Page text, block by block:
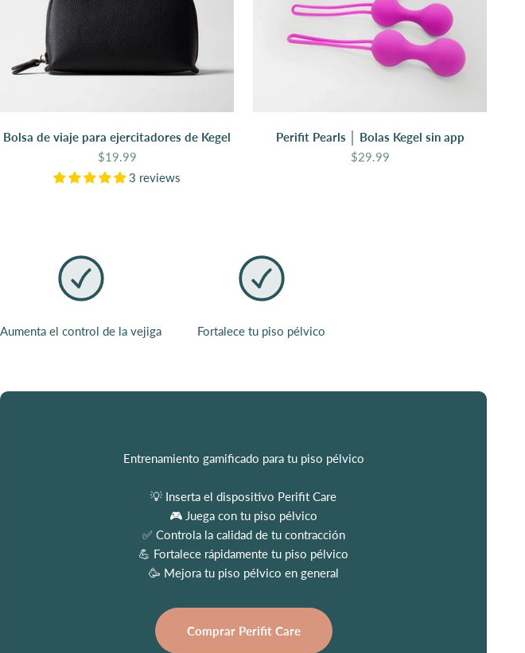
Bolsa de viaje para ejercitadores de Kegel
Precio de oferta
$19.99
3 reviews
Perifit Pearls │ Bolas Kegel sin app
Precio de oferta
$29.99
Aumenta el control de la vejiga Fortalece tu piso pélvico
Entrenamiento gamificado para tu piso pélvico
💡 Inserta el dispositivo Perifit Care
🎮 Juega con tu piso pélvico
✅ Controla la calidad de tu contracción
💪 Fortalece rápidamente tu piso pélvico
🥳 Mejora tu piso pélvico en general
Comprar Perifit Care